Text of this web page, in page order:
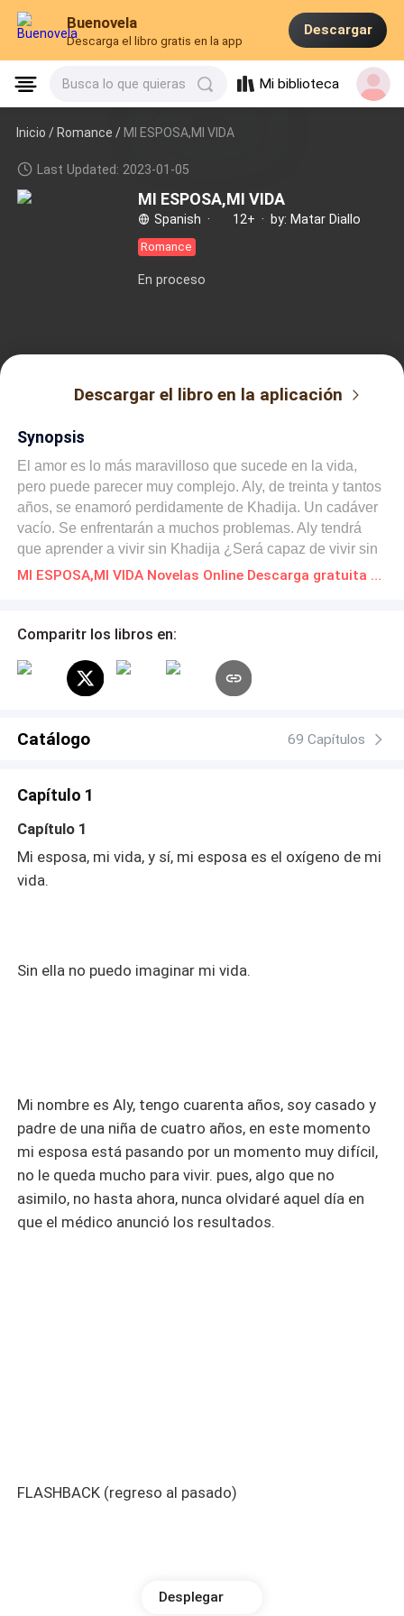
Buenovela
Descarga el libro gratis en la app
Descargar
Busca lo que quieras Mi biblioteca
Inicio /Romance / MI ESPOSA,MI VIDA
Last Updated: 2023-01-05
MI ESPOSA,MI VIDA
Spanish · 12+ · by: Matar Diallo
Romance
En proceso
Descargar el libro en la aplicación
Synopsis
El amor es lo más maravilloso que sucede en la vida,
pero puede parecer muy complejo. Aly, de treinta y tantos
años, se enamoró perdidamente de Khadija. Un cadáver
vacío. Se enfrentarán a muchos problemas. Aly tendrá
que aprender a vivir sin Khadija ¿Será capaz de vivir sin
su oxígeno Khadija?
MI ESPOSA,MI VIDA Novelas Online Descarga gratuita de PDF
Comparitr los libros en:
Catálogo 69 Capítulos
Capítulo 1
Capítulo 1
Mi esposa, mi vida, y sí, mi esposa es el oxígeno de mi
vida.
Sin ella no puedo imaginar mi vida.
Mi nombre es Aly, tengo cuarenta años, soy casado y
padre de una niña de cuatro años, en este momento
mi esposa está pasando por un momento muy difícil,
no le queda mucho para vivir. pues, algo que no
asimilo, no hasta ahora, nunca olvidaré aquel día en
que el médico anunció los resultados.
FLASHBACK (regreso al pasado)
Desplegar